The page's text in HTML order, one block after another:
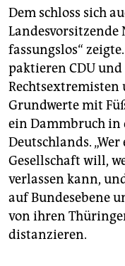
Dem schloss sich
Landesvorsitzende
fassungslos“
paktieren CDU
Grundwerte mit
ein Dammbruch in
Deutschlands.
Gesellschaft will,
verlassen kann,
auf Bundesebene
von ihren
distanzieren.